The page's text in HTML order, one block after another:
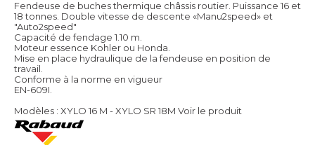
Fendeuse de buches thermique châssis routier. Puissance 16 et
18 tonnes. Double vitesse de descente «Manu2speed» et
"Auto2speed"
Capacité de fendage 1.10 m.
Moteur essence Kohler ou Honda.
Mise en place hydraulique de la fendeuse en position de
travail.
Conforme à la norme en vigueur
EN-609I.
Modèles : XYLO 16 M - XYLO SR 18M Voir le produit